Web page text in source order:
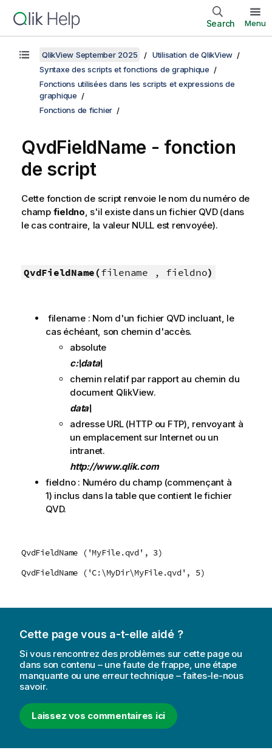
Search Menu
QlikView September 2025
Utilisation de QlikView
Syntaxe des scripts et fonctions de graphique
Fonctions utilisées dans les scripts et expressions de
graphique
Fonctions de fichier
QvdFieldName - fonction
de script
Cette fonction de script renvoie le nom du numéro de
champ fieldno, s'il existe dans un fichier QVD(dans
le cas contraire, la valeur NULL est renvoyée).
QvdFieldName(filename , fieldno)
filename : Nom d'un fichier QVD incluant, le
cas échéant, son chemin d'accès.
absolute
c:\data\
chemin relatif par rapport au chemin du
document QlikView.
data\
adresse URL (HTTPou FTP), renvoyant à
un emplacement sur Internet ou un
intranet.
http://www.qlik.com
fieldno : Numéro du champ (commençant à
1) inclus dans la table que contient le fichier
QVD.
QvdFieldName ('MyFile.qvd', 3)
QvdFieldName ('C:\MyDir\MyFile.qvd', 5)
Cette page vous a-t-elle aidé ?
Si vous rencontrez des problèmes sur cette page ou
dans son contenu – une faute de frappe, une étape
manquante ou une erreur technique – faites-le-nous
savoir.
Laissez vos commentaires ici